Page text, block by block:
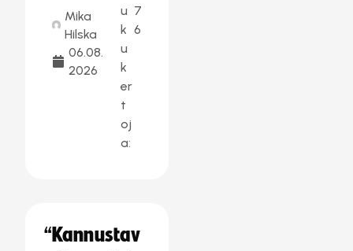
Mika
Hilska
06.08.
2026
u
k
u
k
er
t
oj
a:
7
6
“Kannustav